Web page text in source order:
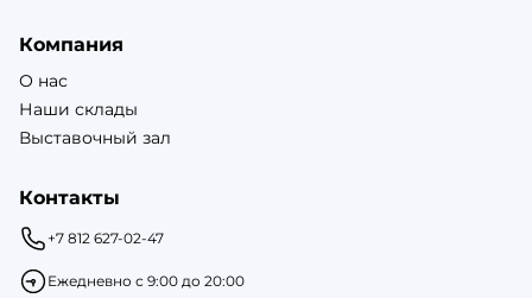
Компания
О нас
Наши склады
Выставочный зал
Контакты
+7 812 627-02-47
Ежедневно с 9:00 до 20:00